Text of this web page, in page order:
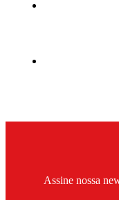
Assine nossa